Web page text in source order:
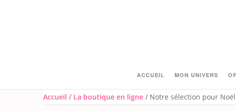
ACCUEIL MON UNIVERS
Accueil / La boutique en ligne / Notre sélection pour